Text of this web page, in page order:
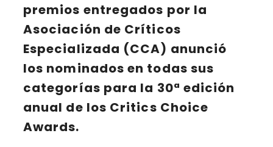
premios entregados por la
Asociación de Críticos
Especializada (CCA) anunció
los nominados en todas sus
categorías para la 30ª edición
anual de los Critics Choice
Awards.